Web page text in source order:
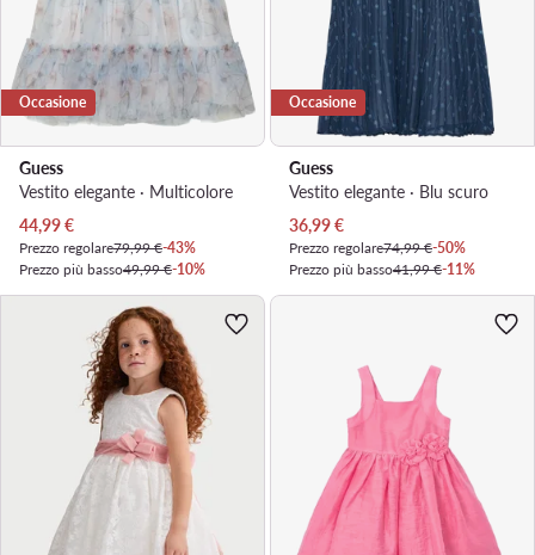
Occasione
Guess
Vestito elegante · Multicolore
Prezzo attuale
44,99€
Prezzo regolare79,99 €-43%
Prezzo più basso49,99 €-10%
Occasione
Guess
Vestito elegante · Blu scuro
Prezzo attuale
36,99€
Prezzo regolare74,99 €-50%
Prezzo più basso41,99 €-11%